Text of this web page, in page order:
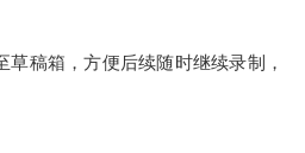
稿箱，方便后续随时继续录制，